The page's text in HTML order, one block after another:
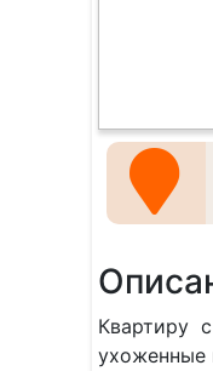
Квартиру
ухоженные